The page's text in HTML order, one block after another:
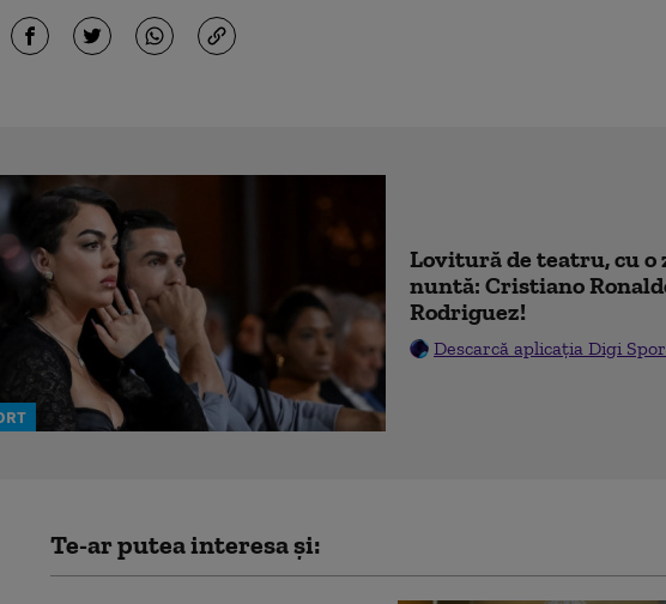
Lovitură de teatru, cu o
nuntă: Cristiano
Rodriguez!
Descarcă aplicația Digi
Te-ar putea interesa și: